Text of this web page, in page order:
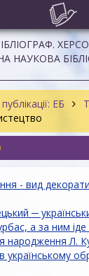
НАУКОВА
ЕБ
- вид
─
а за ним
народження Л.
українському